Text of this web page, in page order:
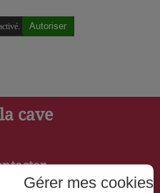
Autoriser
cave
Gérer mes cookies